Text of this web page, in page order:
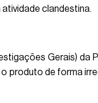
clandestina.
Gerais) da
produto de forma